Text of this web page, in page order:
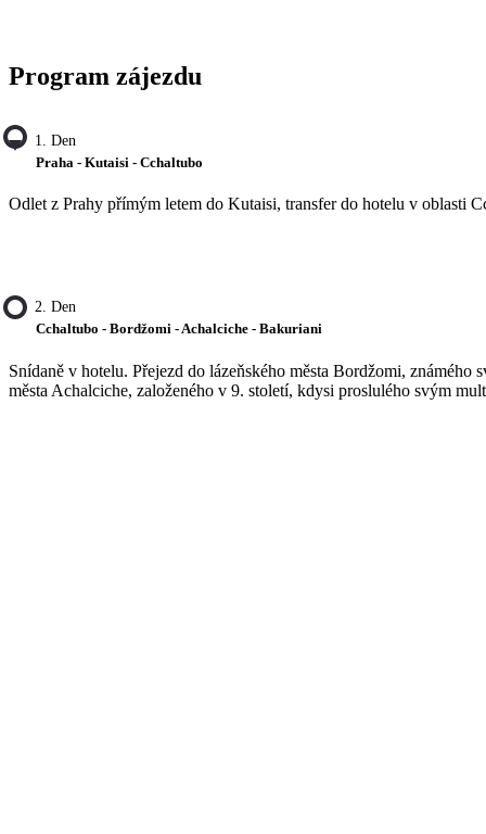
Program zájezdu
1. Den
Praha - Kutaisi - Cchaltubo
Odlet z Prahy přímým letem do Kutaisi, transfer do hotelu v oblasti
2. Den
Cchaltubo - Bordžomi - Achalciche - Bakuriani
Snídaně v hotelu. Přejezd do lázeňského města Bordžomi,
města Achalciche, založeného v 9. století, kdysi proslulého svým